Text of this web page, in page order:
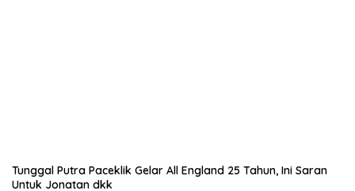
Tunggal Putra Paceklik Gelar All England 25 Tahun, Ini Saran
Untuk Jonatan dkk